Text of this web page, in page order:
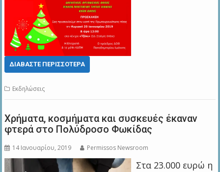
ΔΙΑΒΆΣΤΕ ΠΕΡΙΣΣΌΤΕΡΑ
Εκδηλώσεις
Χρήματα, κοσμήματα και συσκευές έκαναν
φτερά στο Πολύδροσο Φωκίδας
14 Ιανουαρίου, 2019 Permissos Newsroom
Στα 23.000 ευρώ η